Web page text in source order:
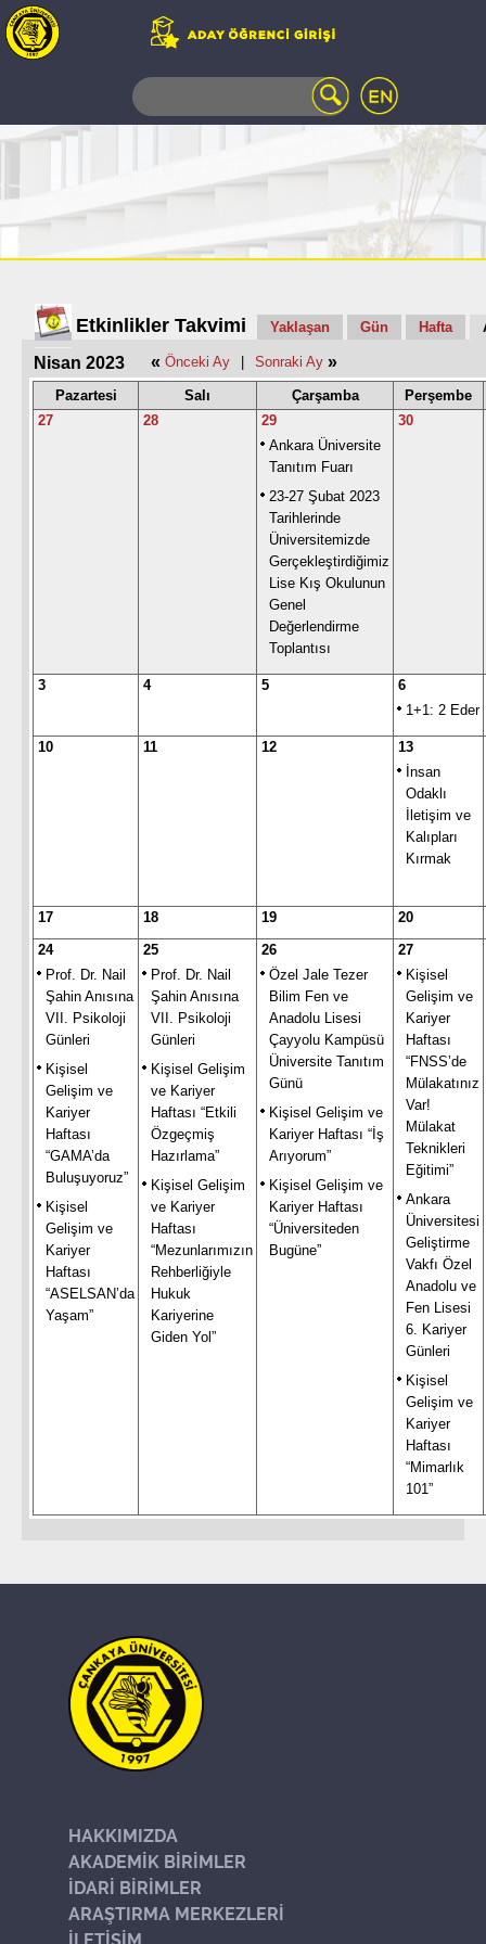
TELEFON
AÇILAN
UZAKTAN
EĞİTİM
KAMPÜSTE
YAŞAM
KÜTÜPHANE
Etkinlikler Takvimi Yaklaşan Gün Hafta
Nisan 2023 « Önceki Ay | Sonraki Ay »
Pazartesi Salı Çarşamba
Perşembe
27
28
29
Ankara Üniversite
Tanıtım Fuarı
23-27 Şubat 2023
Tarihlerinde
Üniversitemizde
Gerçekleştirdiğimiz
Lise Kış Okulunun
Genel
Değerlendirme
Toplantısı
30
3 4 5
6
1+1: 2 Eder
10 11 12
13
İnsan
Odaklı
İletişim ve
Kalıpları
Kırmak
17 18 19
20
24
Prof. Dr. Nail
Şahin Anısına
VII. Psikoloji
Günleri
Kişisel
Gelişim ve
Kariyer
Haftası
“GAMA’da
Buluşuyoruz”
Kişisel
Gelişim ve
Kariyer
Haftası
“ASELSAN’da
Yaşam”
25
Prof. Dr. Nail
Şahin Anısına
VII. Psikoloji
Günleri
Kişisel Gelişim
ve Kariyer
Haftası “Etkili
Özgeçmiş
Hazırlama”
Kişisel Gelişim
ve Kariyer
Haftası
“Mezunlarımızın
Rehberliğiyle
Hukuk
Kariyerine
Giden Yol”
26
Özel Jale Tezer
Bilim Fen ve
Anadolu Lisesi
Çayyolu Kampüsü
Üniversite Tanıtım
Günü
Kişisel Gelişim ve
Kariyer Haftası “İş
Arıyorum”
Kişisel Gelişim ve
Kariyer Haftası
“Üniversiteden
Bugüne”
27
Kişisel
Gelişim ve
Kariyer
Haftası
“FNSS’de
Mülakatınız
Var!
Mülakat
Teknikleri
Eğitimi”
Ankara
Üniversitesi
Geliştirme
Vakfı Özel
Anadolu ve
Fen Lisesi
6. Kariyer
Günleri
Kişisel
Gelişim ve
Kariyer
Haftası
“Mimarlık
101”
HAKKIMIZDA
AKADEMİK BİRİMLER
İDARİ BİRİMLER
ARAŞTIRMA MERKEZLERİ
İLETİŞİM